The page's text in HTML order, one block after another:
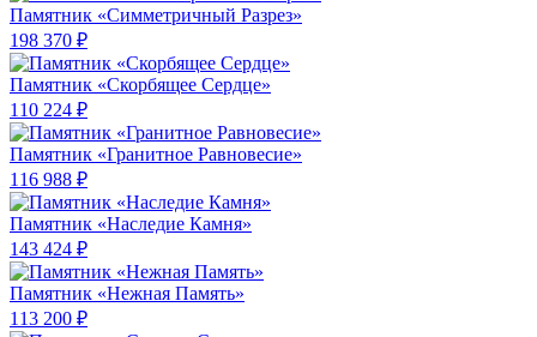
Памятник «Симметричный Разрез»
198 370 ₽
Памятник «Скорбящее Сердце»
110 224 ₽
Памятник «Гранитное Равновесие»
116 988 ₽
Памятник «Наследие Камня»
143 424 ₽
Памятник «Нежная Память»
113 200 ₽